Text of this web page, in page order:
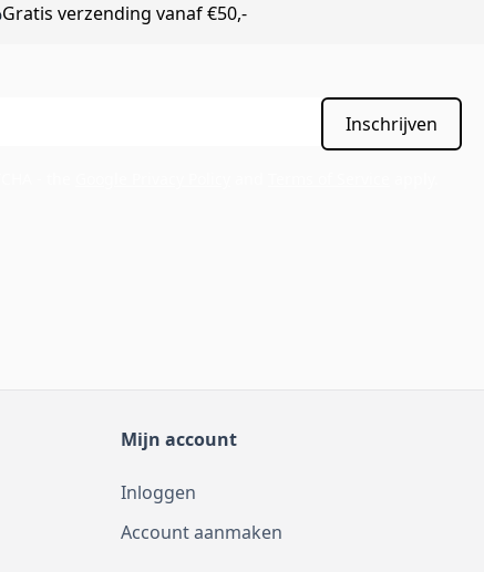
Gratis verzending vanaf €50,-
Inschrijven
Mijn account
Inloggen
Account aanmaken